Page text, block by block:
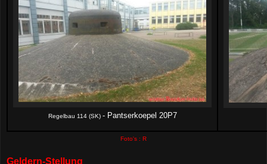
Regelbau 114 (SK) - Pantserkoepel 20P7
Foto's : R
Geldern-Stellung